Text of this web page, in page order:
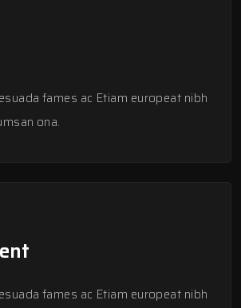
fames ac Etiam europeat nibh
ona.
fames ac Etiam europeat nibh